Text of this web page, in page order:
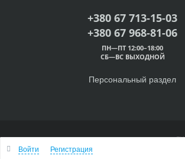
+380 67 713-15-03
+380 67 968-81-06
ПН—ПТ 12:00–18:00
СБ—ВС ВЫХОДНОЙ
Персональный раздел
© 2000 — 2026 Абордаж™
Войти
Регистрация